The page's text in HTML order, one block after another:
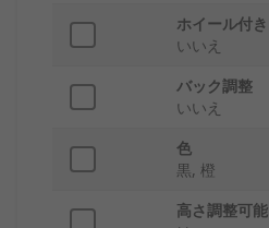
ホイール付き
いいえ
バック調整
いいえ
色
黒, 橙
高さ調整可能